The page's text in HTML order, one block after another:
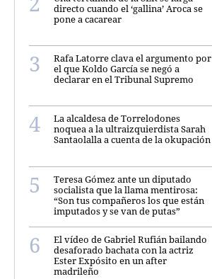
directo cuando el ‘gallina’ Aroca se
pone a cacarear
Rafa Latorre clava el argumento por
el que Koldo García se negó a
declarar en el Tribunal Supremo
La alcaldesa de Torrelodones
noquea a la ultraizquierdista Sarah
Santaolalla a cuenta de la okupación
Teresa Gómez ante un diputado
socialista que la llama mentirosa:
“Son tus compañeros los que están
imputados y se van de putas”
El vídeo de Gabriel Rufián bailando
desaforado bachata con la actriz
Ester Expósito en un after
madrileño